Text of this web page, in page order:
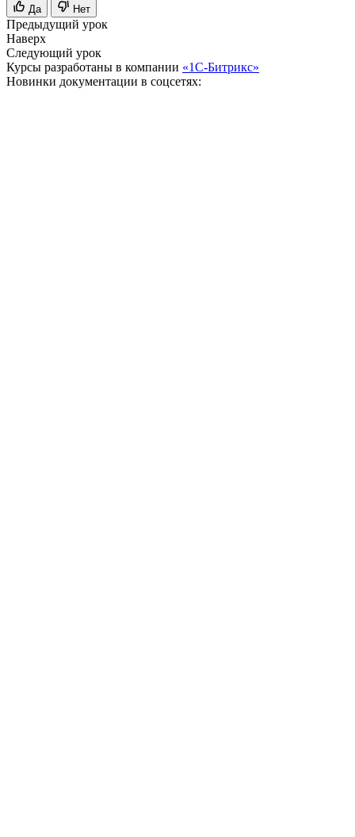
Да Нет
Предыдущий урок
Наверх
Следующий урок
Курсы разработаны в компании «1С-Битрикс»
Новинки документации в соцсетях: